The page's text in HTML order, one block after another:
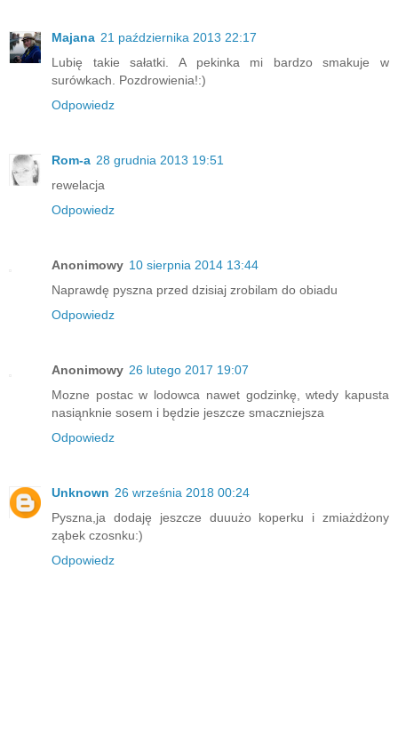
Majana 21 października 2013 22:17
Lubię takie sałatki. A pekinka mi bardzo smakuje w
surówkach. Pozdrowienia!:)
Odpowiedz
Rom-a 28 grudnia 2013 19:51
rewelacja
Odpowiedz
Anonimowy 10 sierpnia 2014 13:44
Naprawdę pyszna przed dzisiaj zrobilam do obiadu
Odpowiedz
Anonimowy 26 lutego 2017 19:07
Mozne postac w lodowca nawet godzinkę, wtedy kapusta
nasiąnknie sosem i będzie jeszcze smaczniejsza
Odpowiedz
Unknown 26 września 2018 00:24
Pyszna,ja dodaję jeszcze duuużo koperku i zmiażdżony
ząbek czosnku:)
Odpowiedz